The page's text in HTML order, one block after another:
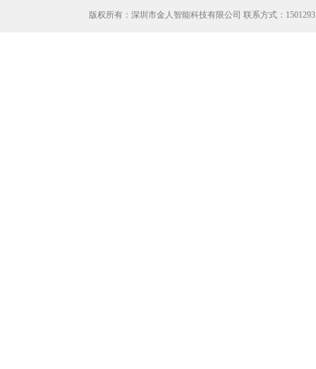
版权所有：深圳市金人智能科技有限公司 联系方式：